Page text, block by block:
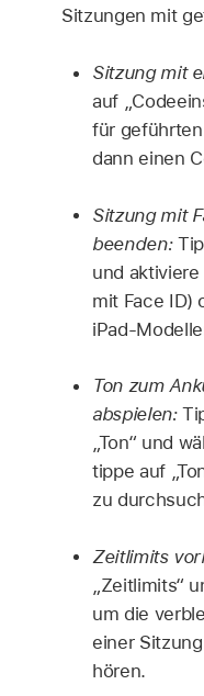
Sitzungen mit
Sitzung mit
auf
für
dann einen
Sitzung mit
beenden:
und aktiviere
mit Face ID)
iPad-
Ton zum
abspielen:
„Ton“ und
tippe auf
zu
Zeitlimits
„Zeitlimits“
um die
einer
hören.